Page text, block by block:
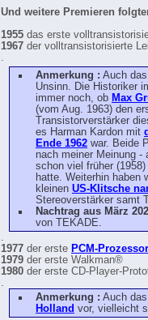
Und weitere Premieren
1955 das erste
1967 der volltransistorisierte
.
Anmerkung : Auch
Unsinn. Die Historiker
immer noch, ob Max
(vom Aug. 1963) den
Transistorverstärker
es Harman Kardon mit
Ende 1962 war. Beide
nach meiner Meinung -
schon viel früher
hatte. Weiterhin haben
kleinen US-Klitsche
Stereoverstärker samt
Nachtrag aus März
von TEKADE.
.
1977 der erste PCM-Prozessor
1979 der erste Walkman®
1980 der erste CD-Player-
.
Anmerkung : Auch
Holland vor, vielleicht